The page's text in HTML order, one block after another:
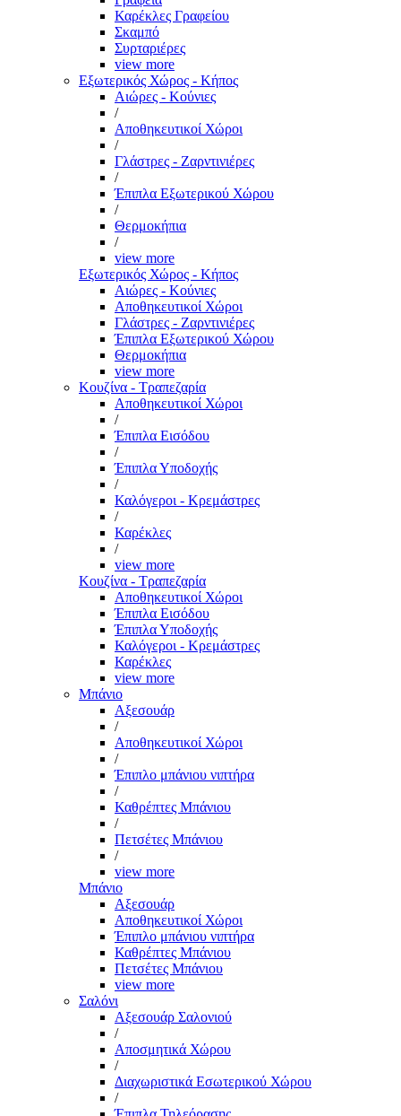
Καρέκλες Γραφείου
Σκαμπό
Συρταριέρες
view more
Εξωτερικός Χώρος - Κήπος
Αιώρες - Κούνιες
/
Αποθηκευτικοί Χώροι
/
Γλάστρες - Ζαρντινιέρες
/
Έπιπλα Εξωτερικού Χώρου
/
Θερμοκήπια
/
view more
Εξωτερικός Χώρος - Κήπος
Αιώρες - Κούνιες
Αποθηκευτικοί Χώροι
Γλάστρες - Ζαρντινιέρες
Έπιπλα Εξωτερικού Χώρου
Θερμοκήπια
view more
Κουζίνα - Τραπεζαρία
Αποθηκευτικοί Χώροι
/
Έπιπλα Εισόδου
/
Έπιπλα Υποδοχής
/
Καλόγεροι - Κρεμάστρες
/
Καρέκλες
/
view more
Κουζίνα - Τραπεζαρία
Αποθηκευτικοί Χώροι
Έπιπλα Εισόδου
Έπιπλα Υποδοχής
Καλόγεροι - Κρεμάστρες
Καρέκλες
view more
Μπάνιο
Αξεσουάρ
/
Αποθηκευτικοί Χώροι
/
Έπιπλο μπάνιου νιπτήρα
/
Καθρέπτες Μπάνιου
/
Πετσέτες Μπάνιου
/
view more
Μπάνιο
Αξεσουάρ
Αποθηκευτικοί Χώροι
Έπιπλο μπάνιου νιπτήρα
Καθρέπτες Μπάνιου
Πετσέτες Μπάνιου
view more
Σαλόνι
Αξεσουάρ Σαλονιού
/
Αποσμητικά Χώρου
/
Διαχωριστικά Εσωτερικού Χώρου
/